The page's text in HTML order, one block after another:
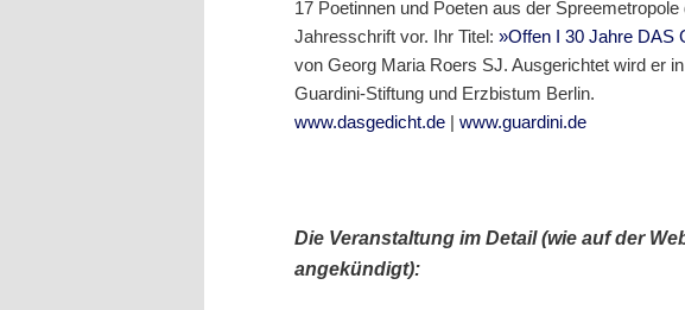
17 Poetinnen und Poeten aus der
Jahresschrift vor. Ihr Titel: »Offen I 30 Jahre DAS
von Georg Maria Roers SJ. Ausgerichtet wird er
Guardini-Stiftung und Erzbistum Berlin.
www.dasgedicht.de | www.guardini.de
Die Veranstaltung im Detail (wie auf der
angekündigt):